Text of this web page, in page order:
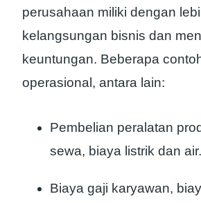
perusahaan miliki dengan
kelangsungan bisnis dan
keuntungan. Beberapa
operasional, antara lain:
Pembelian peralatan
sewa, biaya listrik dan air.
Biaya gaji karyawan,